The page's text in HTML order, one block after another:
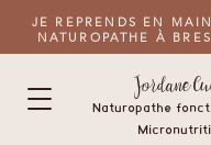
JE REPRENDS EN
NATUROPATHE À
Jordane
Naturopathe
M